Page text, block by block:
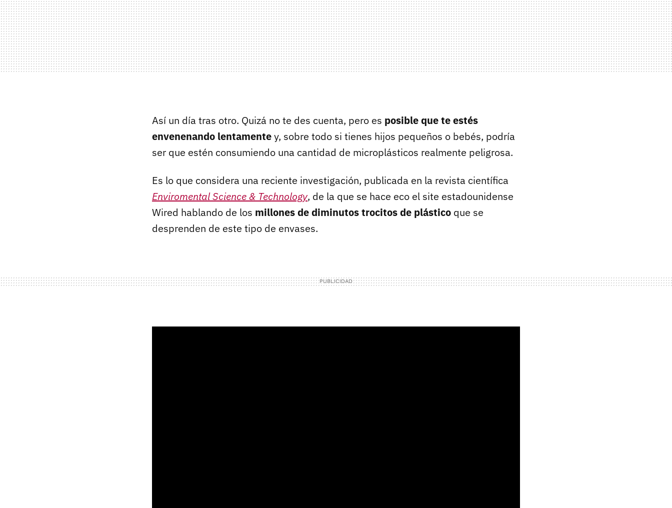
Así un día tras otro. Quizá no te des cuenta, pero es posible que te estés
envenenando lentamentey, sobre todo si tienes hijos pequeños o bebés, podría
ser que estén consumiendo una cantidad de microplásticos realmente peligrosa.
Es lo que considera una reciente investigación, publicada en la revista científica
Enviromental Science & Technology, de la que se hace eco el site estadounidense
Wired hablando de los millones de diminutos trocitos de plástico que se
desprenden de este tipo de envases.